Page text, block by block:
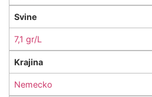
Svine
7,1 gr/L
Krajina
Nemecko